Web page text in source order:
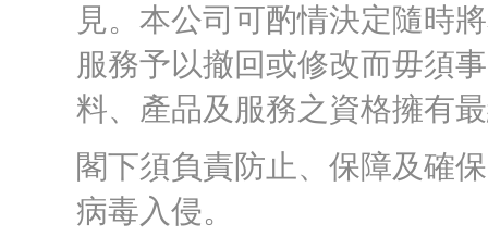
見。本公司可酌情決定隨時
服務予以撤回或修改而毋須
料、產品及服務之資格擁有
閣下須負責防止、保障及確
病毒入侵。